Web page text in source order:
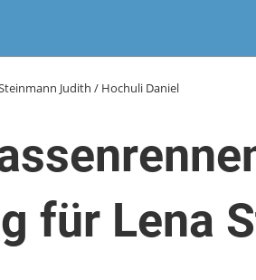
Judith / Hochuli Daniel
für Lena